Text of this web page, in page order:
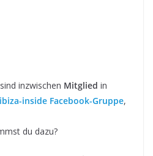
sind inzwischen Mitglied in
ibiza-inside Facebook-Gruppe,
du dazu?